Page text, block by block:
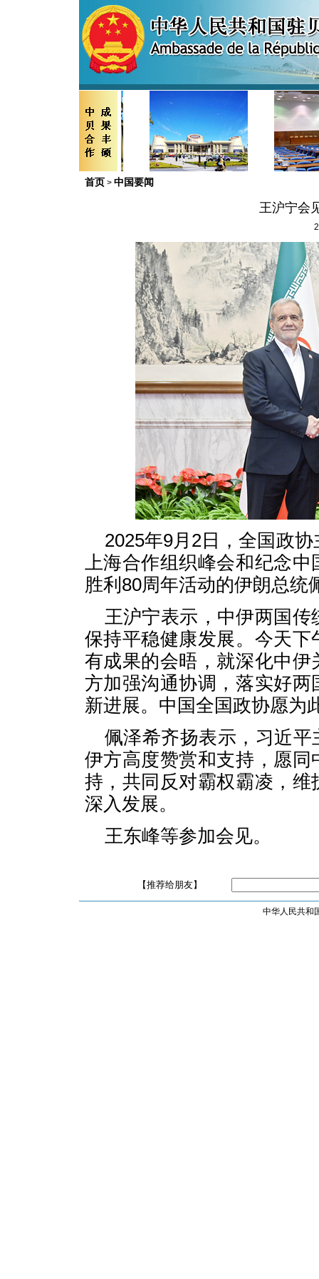
首页 > 中国要闻
王沪宁会
2025年9月2日，全国政
上海合作组织峰会和纪念
胜利80周年活动的伊朗总统
王沪宁表示，中伊两国
保持平稳健康发展。今天
有成果的会晤，就深化中
方加强沟通协调，落实好
新进展。中国全国政协愿为
佩泽希齐扬表示，习近
伊方高度赞赏和支持，愿
持，共同反对霸权霸凌，
深入发展。
王东峰等参加会见。
【推荐给朋友】
中华人民共和